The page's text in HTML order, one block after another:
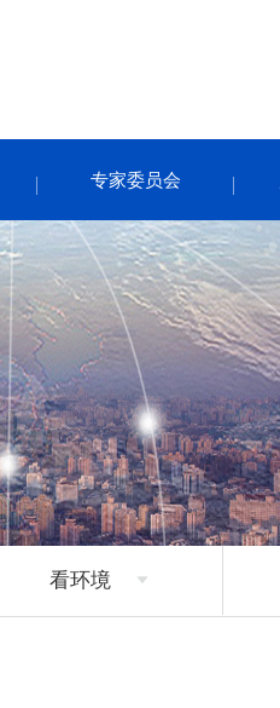
专家委员会
看环境 